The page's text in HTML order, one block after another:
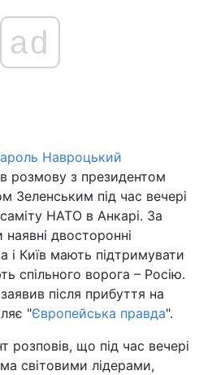
ad
Навроцький
розмову з президентом
Зеленським під час вечері
НАТО в Анкарі. За
двосторонні
і Київ мають підтримувати
спільного ворога – Росію.
після прибуття на
"Європейська правда".
розповів, що під час вечері
світовими лідерами,